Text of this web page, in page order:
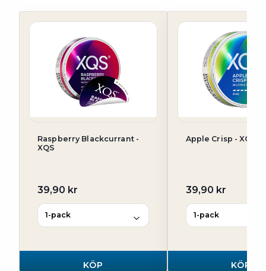
Raspberry Blackcurrant -
XQS
39,90 kr
KÖP
Apple Crisp - XQS
39,90 kr
KÖP